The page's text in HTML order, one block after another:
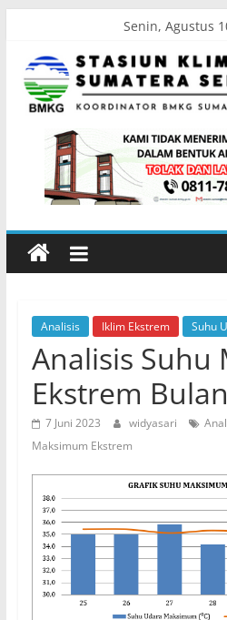
content
Senin, Agustus
Stasiun
Sumatera
Koordinator
BMKG
Sumatera
Selatan
Analisis Iklim Ekstrem Suhu
Analisis Suhu
Ekstrem
7 Juni 2023 widyasari
Maksimum Ekstrem